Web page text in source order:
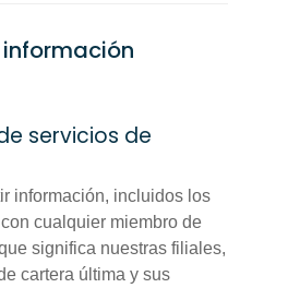
servicios de
información, incluidos los
cualquier miembro de
significa nuestras filiales,
cartera última y sus